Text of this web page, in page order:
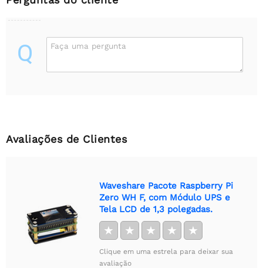
Q Faça uma pergunta
Avaliações de Clientes
Waveshare Pacote Raspberry Pi
Zero WH F, com Módulo UPS e
Tela LCD de 1,3 polegadas.
★ ★ ★ ★ ★
Clique em uma estrela para deixar sua
avaliação